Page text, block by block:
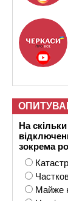
На
зокрема
Майже